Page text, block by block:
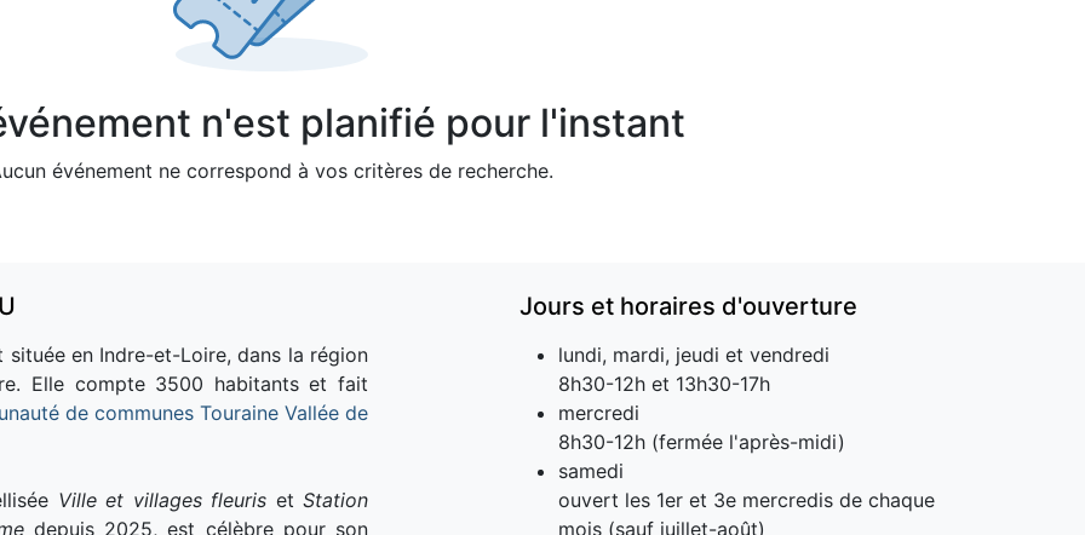
n'est planifié pour l'instant
événement ne correspond à vos critères de recherche.
située en Indre-et-Loire, dans la région
Elle compte 3500 habitants et fait
de communes Touraine Vallée de
Ville et villages fleuris et Station
depuis 2025, est célèbre pour son
Jours et horaires d'ouverture
lundi, mardi, jeudi et vendredi
8h30-12h et 13h30-17h
mercredi
8h30-12h (fermée l'après-midi)
samedi
ouvert les 1er et 3e mercredis de chaque
mois (sauf juillet-août)